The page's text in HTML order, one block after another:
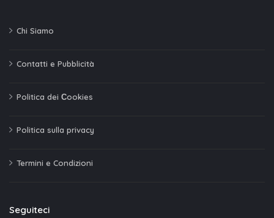
Chi Siamo
Contatti e Pubblicità
Politica dei Сookies
Politica sulla privacy
Termini e Condizioni
Seguiteci